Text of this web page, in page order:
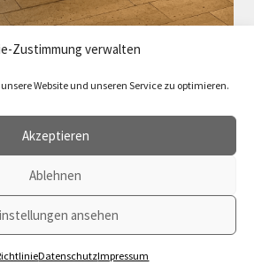
Zustimmung verwalten
Website und unseren Service zu optimieren.
Akzeptieren
Ablehnen
ansehen
DatenschutzImpressum
Vertrag widerrufen
0
2026 agenda Verlag